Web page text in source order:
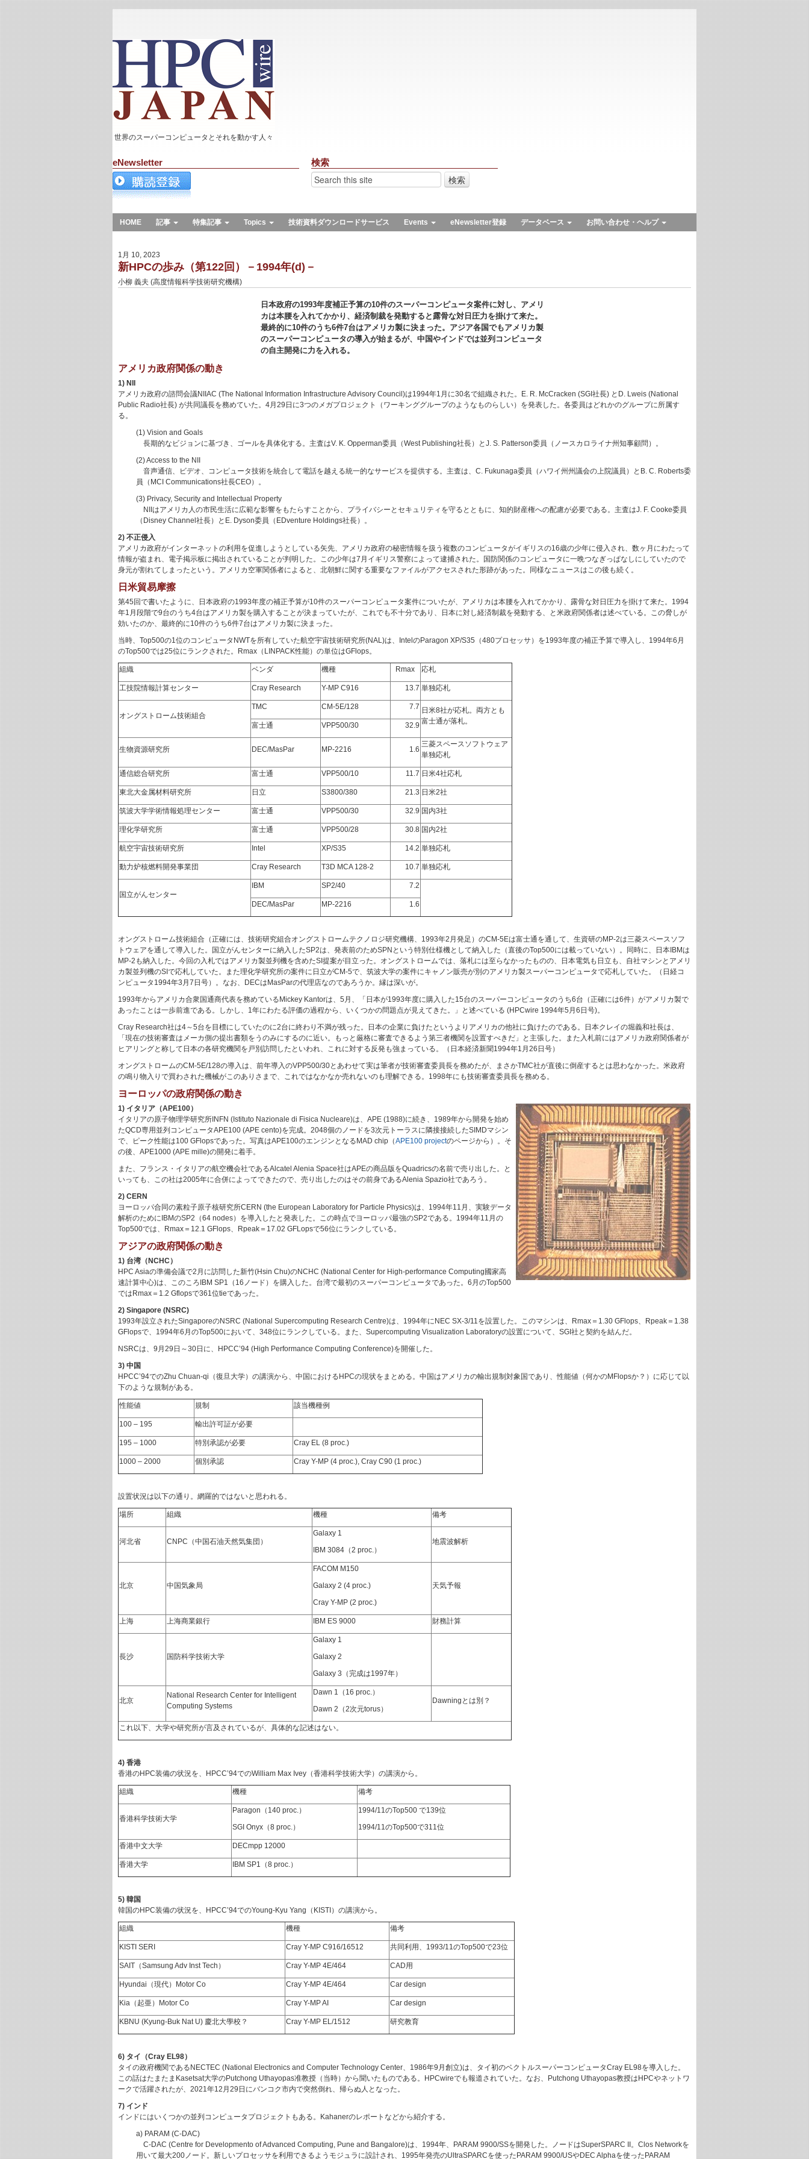
世界のスーパーコンピュータとそれを動かす人々
eNewsletter 検索
HOME 記事 特集記事 Topics 技術資料ダウンロードサービス Events eNewsletter登録 データベース お問い合わせ・ヘルプ
1月 10, 2023
新HPCの歩み（第122回）－1994年(d)－
小柳 義夫 (高度情報科学技術研究機構)
日本政府の1993年度補正予算の10件のスーパーコンピュータ案件に対し、アメリ
カは本腰を入れてかかり、経済制裁を発動すると露骨な対日圧力を掛けて来た。
最終的に10件のうち6件7台はアメリカ製に決まった。アジア各国でもアメリカ製
のスーパーコンピュータの導入が始まるが、中国やインドでは並列コンピュータ
の自主開発に力を入れる。
アメリカ政府関係の動き
1) NII
アメリカ政府の諮問会議NIIAC (The National Information Infrastructure Advisory Council)は1994年1月に30名で組織された。E. R. McCracken (SGI社長) とD. Lweis (National
Public Radio社長) が共同議長を務めていた。4月29日に3つのメガプロジェクト（ワーキンググループのようなものらしい）を発表した。各委員はどれかのグループに所属す
る。
(1) Vision and Goals
長期的なビジョンに基づき、ゴールを具体化する。主査はV. K. Opperman委員（West Publishing社長）とJ. S. Patterson委員（ノースカロライナ州知事顧問）。
(2) Access to the NII
音声通信、ビデオ、コンピュータ技術を統合して電話を越える統一的なサービスを提供する。主査は、C. Fukunaga委員（ハワイ州州議会の上院議員）とB. C. Roberts委
員（MCI Communications社長CEO）。
(3) Privacy, Security and Intellectual Property
NIIはアメリカ人の市民生活に広範な影響をもたらすことから、プライバシーとセキュリティを守るとともに、知的財産権への配慮が必要である。主査はJ. F. Cooke委員
（Disney Channel社長）とE. Dyson委員（EDventure Holdings社長）。
2) 不正侵入
アメリカ政府がインターネットの利用を促進しようとしている矢先、アメリカ政府の秘密情報を扱う複数のコンピュータがイギリスの16歳の少年に侵入され、数ヶ月にわたって
情報が盗まれ、電子掲示板に掲出されていることが判明した。この少年は7月イギリス警察によって逮捕された。国防関係のコンピュータに一晩つなぎっぱなしにしていたので
身元が割れてしまったという。アメリカ空軍関係者によると、北朝鮮に関する重要なファイルがアクセスされた形跡があった。同様なニュースはこの後も続く。
日米貿易摩擦
第45回で書いたように、日本政府の1993年度の補正予算が10件のスーパーコンピュータ案件についたが、アメリカは本腰を入れてかかり、露骨な対日圧力を掛けて来た。1994
年1月段階で9台のうち4台はアメリカ製を購入することが決まっていたが、これでも不十分であり、日本に対し経済制裁を発動する、と米政府関係者は述べている。この脅しが
効いたのか、最終的に10件のうち6件7台はアメリカ製に決まった。
当時、Top500の1位のコンピュータNWTを所有していた航空宇宙技術研究所(NAL)は、IntelのParagon XP/S35（480プロセッサ）を1993年度の補正予算で導入し、1994年6月
のTop500では25位にランクされた。Rmax（LINPACK性能）の単位はGFlops。
組織 ベンダ 機種 Rmax 応札
工技院情報計算センター Cray Research Y-MP C916 13.7 単独応札
オングストローム技術組合
TMC CM-5E/128 7.7 日米8社が応札。両方とも
富士通が落札。
富士通 VPP500/30 32.9
生物資源研究所 DEC/MasPar MP-2216 1.6
三菱スペースソフトウェア
単独応札
通信総合研究所 富士通 VPP500/10 11.7 日米4社応札
東北大金属材料研究所 日立 S3800/380 21.3 日米2社
筑波大学学術情報処理センター 富士通 VPP500/30 32.9 国内3社
理化学研究所 富士通 VPP500/28 30.8 国内2社
航空宇宙技術研究所 Intel XP/S35 14.2 単独応札
動力炉核燃料開発事業団 Cray Research T3D MCA 128-2 10.7 単独応札
国立がんセンター
IBM SP2/40 7.2
DEC/MasPar MP-2216 1.6
オングストローム技術組合（正確には、技術研究組合オングストロームテクノロジ研究機構、1993年2月発足）のCM-5Eは富士通を通して、生資研のMP-2は三菱スペースソフ
トウェアを通して導入した。国立がんセンターに納入したSP2は、発表前のためSPNという特別仕様機として納入した（直後のTop500には載っていない）。同時に、日本IBMは
MP-2も納入した。今回の入札ではアメリカ製並列機を含めたSI提案が目立った。オングストロームでは、落札には至らなかったものの、日本電気も日立も、自社マシンとアメリ
カ製並列機のSIで応札していた。また理化学研究所の案件に日立がCM-5で、筑波大学の案件にキャノン販売が別のアメリカ製スーパーコンピュータで応札していた。（日経コ
ンピュータ1994年3月7日号）。なお、DECはMasParの代理店なのであろうか。縁は深いが。
1993年からアメリカ合衆国通商代表を務めているMickey Kantorは、5月、「日本が1993年度に購入した15台のスーパーコンピュータのうち6台（正確には6件）がアメリカ製で
あったことは一歩前進である。しかし、1年にわたる評価の過程から、いくつかの問題点が見えてきた。」と述べている (HPCwire 1994年5月6日号)。
Cray Research社は4～5台を目標にしていたのに2台に終わり不満が残った。日本の企業に負けたというよりアメリカの他社に負けたのである。日本クレイの堀義和社長は、
「現在の技術審査はメーカ側の提出書類をうのみにするのに近い。もっと厳格に審査できるよう第三者機関を設置すべきだ」と主張した。また入札前にはアメリカ政府関係者が
ヒアリングと称して日本の各研究機関を戸別訪問したといわれ、これに対する反発も強まっている。（日本経済新聞1994年1月26日号）
オングストロームのCM-5E/128の導入は、前年導入のVPP500/30とあわせて実は筆者が技術審査委員長を務めたが、まさかTMC社が直後に倒産するとは思わなかった。米政府
の鳴り物入りで買わされた機械がこのありさまで、これではなかなか売れないのも理解できる。1998年にも技術審査委員長を務める。
ヨーロッパの政府関係の動き
1) イタリア（APE100）
イタリアの原子物理学研究所INFN (Istituto Nazionale di Fisica Nucleare)は、APE (1988)に続き、1989年から開発を始め
たQCD専用並列コンピュータAPE100 (APE cento)を完成。2048個のノードを3次元トーラスに隣接接続したSIMDマシン
で、ピーク性能は100 GFlopsであった。写真はAPE100のエンジンとなるMAD chip（APE100 projectのページから）。そ
の後、APE1000 (APE mille)の開発に着手。
また、フランス・イタリアの航空機会社であるAlcatel Alenia Space社はAPEの商品版をQuadricsの名前で売り出した。と
いっても、この社は2005年に合併によってできたので、売り出したのはその前身であるAlenia Spazio社であろう。
2) CERN
ヨーロッパ合同の素粒子原子核研究所CERN (the European Laboratory for Particle Physics)は、1994年11月、実験データ
解析のためにIBMのSP2（64 nodes）を導入したと発表した。この時点でヨーロッパ最強のSP2である。1994年11月の
Top500では、Rmax＝12.1 GFlops、Rpeak＝17.02 GFLopsで56位にランクしている。
アジアの政府関係の動き
1) 台湾（NCHC）
HPC Asiaの準備会議で2月に訪問した新竹(Hsin Chu)のNCHC (National Center for High-performance Computing國家高
速計算中心)は、このころIBM SP1（16ノード）を購入した。台湾で最初のスーパーコンピュータであった。6月のTop500
ではRmax＝1.2 Gflopsで361位tieであった。
2) Singapore (NSRC)
1993年設立されたSingaporeのNSRC (National Supercomputing Research Centre)は、1994年にNEC SX-3/11を設置した。このマシンは、Rmax＝1.30 GFlops、Rpeak＝1.38
GFlopsで、1994年6月のTop500において、348位にランクしている。また、Supercomputing Visualization Laboratoryの設置について、SGI社と契約を結んだ。
NSRCは、9月29日～30日に、HPCC’94 (High Performance Computing Conference)を開催した。
3) 中国
HPCC’94でのZhu Chuan-qi（復旦大学）の講演から、中国におけるHPCの現状をまとめる。中国はアメリカの輸出規制対象国であり、性能値（何かのMFlopsか？）に応じて以
下のような規制がある。
性能値 規制 該当機種例
100 – 195 輸出許可証が必要
195 – 1000 特別承認が必要 Cray EL (8 proc.)
1000 – 2000 個別承認 Cray Y-MP (4 proc.), Cray C90 (1 proc.)
設置状況は以下の通り。網羅的ではないと思われる。
場所 組織 機種 備考
河北省 CNPC（中国石油天然気集団）
Galaxy 1
IBM 3084（2 proc.）
地震波解析
北京 中国気象局
FACOM M150
Galaxy 2 (4 proc.)
Cray Y-MP (2 proc.)
天気予報
上海 上海商業銀行 IBM ES 9000 財務計算
長沙 国防科学技術大学
Galaxy 1
Galaxy 2
Galaxy 3（完成は1997年）
北京
National Research Center for Intelligent
Computing Systems
Dawn 1（16 proc.）
Dawn 2（2次元torus）
Dawningとは別？
これ以下、大学や研究所が言及されているが、具体的な記述はない。
4) 香港
香港のHPC装備の状況を、HPCC’94でのWilliam Max Ivey（香港科学技術大学）の講演から。
組織 機種 備考
香港科学技術大学
Paragon（140 proc.）
SGI Onyx（8 proc.）
1994/11のTop500 で139位
1994/11のTop500で311位
香港中文大学 DECmpp 12000
香港大学 IBM SP1（8 proc.）
5) 韓国
韓国のHPC装備の状況を、HPCC’94でのYoung-Kyu Yang（KISTI）の講演から。
組織 機種 備考
KISTI SERI Cray Y-MP C916/16512 共同利用、1993/11のTop500で23位
SAIT（Samsung Adv Inst Tech） Cray Y-MP 4E/464 CAD用
Hyundai（現代）Motor Co Cray Y-MP 4E/464 Car design
Kia（起亜）Motor Co Cray Y-MP AI Car design
KBNU (Kyung-Buk Nat U) 慶北大學校？ Cray Y-MP EL/1512 研究教育
6) タイ（Cray EL98）
タイの政府機関であるNECTEC (National Electronics and Computer Technology Center、1986年9月創立)は、タイ初のベクトルスーパーコンピュータCray EL98を導入した。
この話はたまたまKasetsat大学のPutchong Uthayopas准教授（当時）から聞いたものである。HPCwireでも報道されていた。なお、Putchong Uthayopas教授はHPCやネットワ
ークで活躍されたが、2021年12月29日にバンコク市内で突然倒れ、帰らぬ人となった。
7) インド
インドにはいくつかの並列コンピュータプロジェクトもある。Kahanerのレポートなどから紹介する。
a) PARAM (C-DAC)
C-DAC (Centre for Developmento of Advanced Computing, Pune and Bangalore)は、1994年、PARAM 9900/SSを開発した。ノードはSuperSPARC II。Clos Networkを
用いて最大200ノード。新しいプロセッサを利用できるようモジュラに設計され、1995年発売のUltraSPARCを使ったPARAM 9900/USやDEC Alphaを使ったPARAM